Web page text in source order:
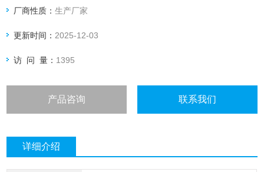
厂商性质：生产厂家
更新时间： 2025-12-03
访 问 量： 1395
产品咨询 联系我们
详细介绍